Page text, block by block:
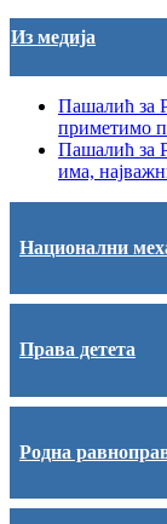
Из медија
Пашалић за
приметимо
Пашалић за
има,
Национални
Права детета
Родна